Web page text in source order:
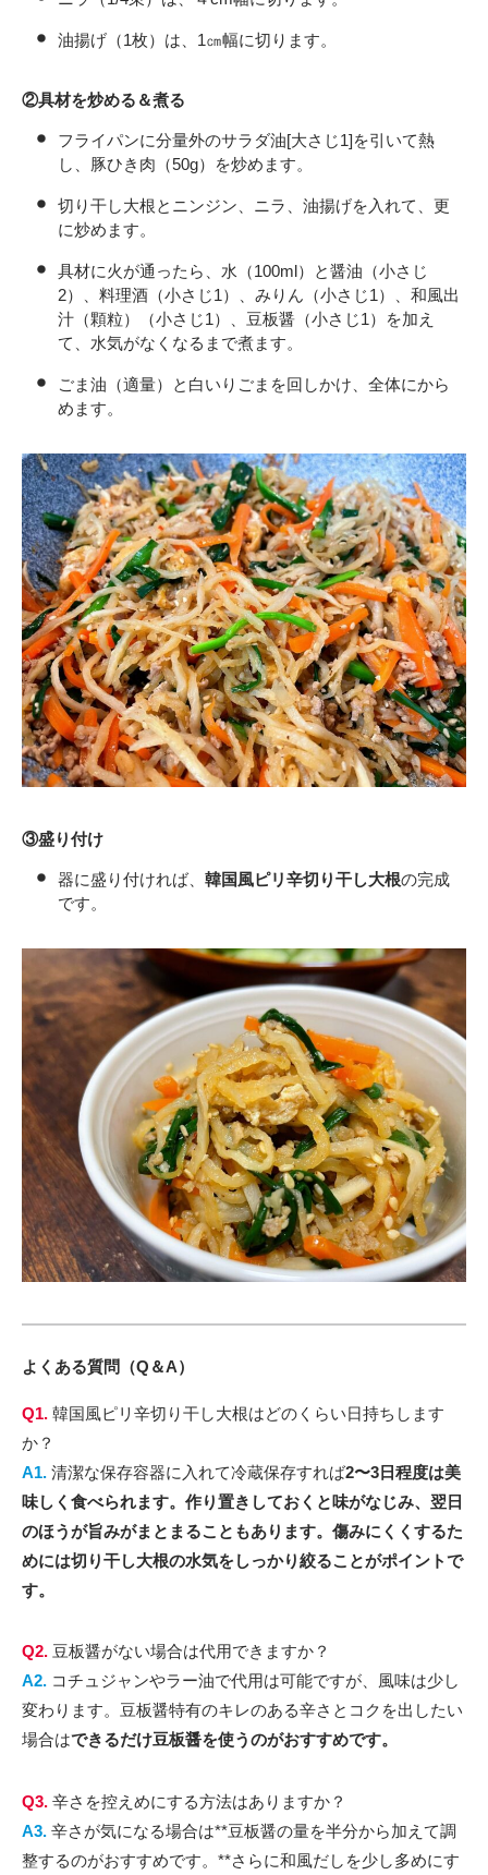
油揚げ（1枚）は、1㎝幅に切ります。
②具材を炒める＆煮る
フライパンに分量外のサラダ油[大さじ1]を引いて熱
し、豚ひき肉（50g）を炒めます。
切り干し大根とニンジン、ニラ、油揚げを入れて、更
に炒めます。
具材に火が通ったら、水（100ml）と醤油（小さじ
2）、料理酒（小さじ1）、みりん（小さじ1）、和風出
汁（顆粒）（小さじ1）、豆板醤（小さじ1）を加え
て、水気がなくなるまで煮ます。
ごま油（適量）と白いりごまを回しかけ、全体にから
めます。
③盛り付け
器に盛り付ければ、 韓国風ピリ辛切り干し大根の完成
です。
よくある質問（Q＆A）
Q1. 韓国風ピリ辛切り干し大根はどのくらい日持ちします
か？
A1. 清潔な保存容器に入れて冷蔵保存すれば2〜3日程度は美
味しく食べられます。 作り置きしておくと味がなじみ、翌日
のほうが旨みがまとまることもあります。傷みにくくするた
めには切り干し大根の水気をしっかり絞ることがポイントで
す。
Q2. 豆板醤がない場合は代用できますか？
A2. コチュジャンやラー油で代用は可能ですが、風味は少し
変わります。豆板醤特有のキレのある辛さとコクを出したい
場合はできるだけ豆板醤を使うのがおすすめです。
Q3. 辛さを控えめにする方法はありますか？
A3. 辛さが気になる場合は**豆板醤の量を半分から加えて調
整するのがおすすめです。**さらに和風だしを少し多めにす